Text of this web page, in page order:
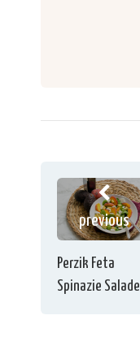
previous
Perzik Feta
Spinazie Salade